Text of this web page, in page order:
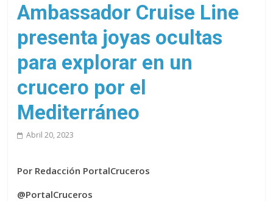
cruceros
en
un
solo
sitio
Ambassador Cruise Line
presenta joyas ocultas
para explorar en un
crucero por el
Mediterráneo
Abril 20, 2023
Por Redacción PortalCruceros
@PortalCruceros